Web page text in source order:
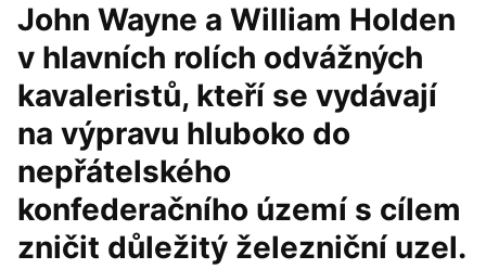
John Wayne a William Holden
v hlavních rolích odvážných
kavaleristů, kteří se vydávají
na výpravu hluboko do
nepřátelského
konfederačního území s cílem
zničit důležitý železniční uzel.